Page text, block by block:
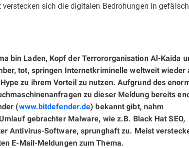
sich die digitalen Bedrohungen in
bin Laden, Kopf der Terrororganisation Al-Kaida
tot, springen Internetkriminelle weltweit wieder
zu ihrem Vorteil zu nutzen. Aufgrund des
zu dieser Meldung bereits
(www.bitdefender.de) bekannt gibt, nahm
gebrachter Malware, wie z.B. Black Hat SEO,
Antivirus-Software, sprunghaft zu. Meist
E-Mail-Meldungen zum Thema.